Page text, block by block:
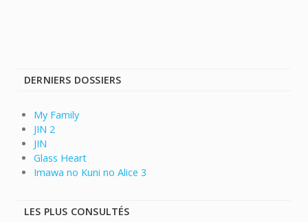
DERNIERS DOSSIERS
My Family
JIN 2
JIN
Glass Heart
Imawa no Kuni no Alice 3
LES PLUS CONSULTÉS